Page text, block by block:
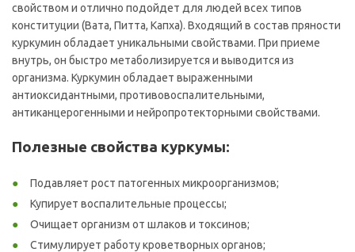
свойством и отлично подойдет для людей всех типов
конституции (Вата, Питта, Капха). Входящий в состав пряности
куркумин обладает уникальными свойствами. При приеме
внутрь, он быстро метаболизируется и выводится из
организма. Куркумин обладает выраженными
антиоксидантными, противовоспалительными,
антиканцерогенными и нейропротекторными свойствами.
Полезные свойства куркумы:
Подавляет рост патогенных микроорганизмов;
Купирует воспалительные процессы;
Очищает организм от шлаков и токсинов;
Стимулирует работу кроветворных органов;